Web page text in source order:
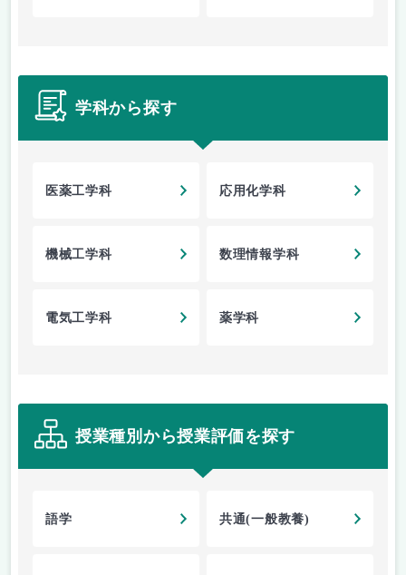
学科から探す
医薬工学科 応用化学科
機械工学科 数理情報学科
電気工学科 薬学科
授業種別から授業評価を探す
語学 共通(一般教養)